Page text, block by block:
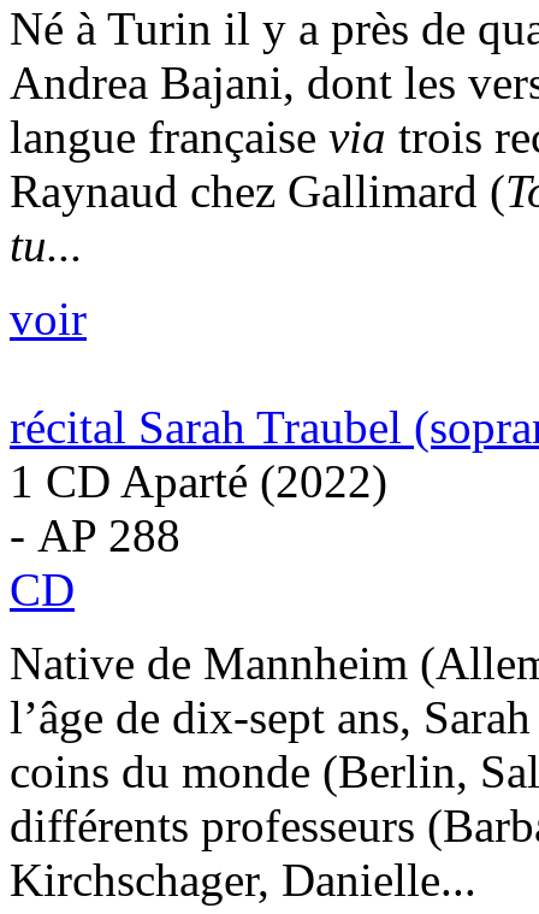
Né à Turin il y a près de
Andrea Bajani, dont les
langue française via trois
Raynaud chez Gallimard (
tu...
voir
récital Sarah Traubel
1 CD Aparté (2022)
- AP 288
CD
Native de Mannheim
l’âge de dix-sept ans,
coins du monde (Berlin,
différents professeurs
Kirchschager, Danielle...